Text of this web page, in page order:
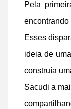
Pela
Esses
ideia de
construía
Sacudi a